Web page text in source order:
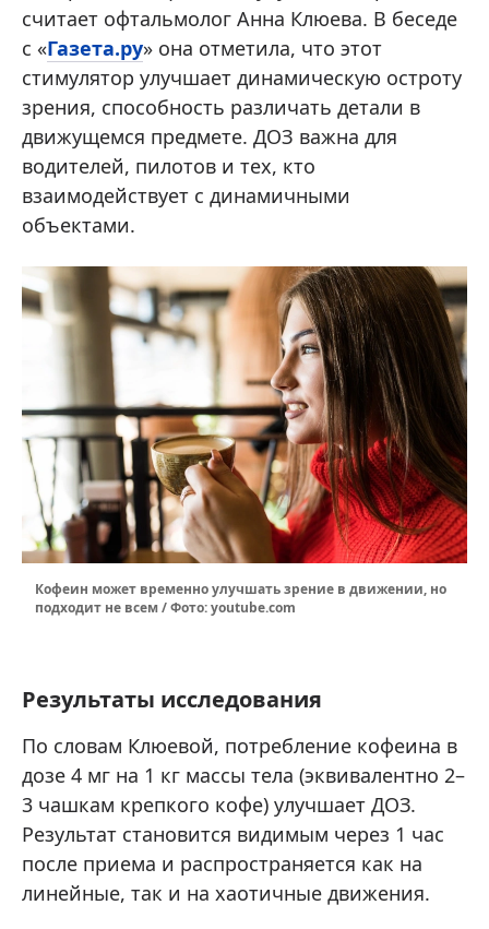
считает офтальмолог Анна Клюева. В беседе
с «Газета.ру» она отметила, что этот
стимулятор улучшает динамическую остроту
зрения, способность различать детали в
движущемся предмете. ДОЗ важна для
водителей, пилотов и тех, кто
взаимодействует с динамичными
объектами.
Кофеин может временно улучшать зрение в движении, но
подходит не всем / Фото: youtube.com
Результаты исследования
По словам Клюевой, потребление кофеина в
дозе 4 мг на 1 кг массы тела (эквивалентно 2–
3 чашкам крепкого кофе) улучшает ДОЗ.
Результат становится видимым через 1 час
после приема и распространяется как на
линейные, так и на хаотичные движения.